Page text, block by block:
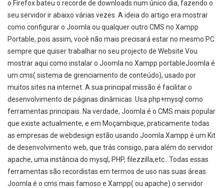
o Firefox bateu o recorde de downloads num único dia, fazendo o
seu servidor ir abaixo várias vezes. A ideia do artigo era mostrar
como configurar o Joomla ou qualquer outro CMS no Xampp
Portable, pois assim, você não mais precisará estar no mesmo PC
sempre que quiser trabalhar no seu projecto de Website.Vou
mostrar aqui como instalar o Joomla no Xampp portableJoomla é
um cms( sistema de grenciamento de conteúdo), usado por
muitos sites na internet. A sua principal missão é facilitar o
desenvolvimento de páginas dinâmicas. Usa php+mysql como
ferramentas principais. Na verdade, Joomla é o CMS mais popular
que existe actualmente, e em Moçambique, praticamente todas
as empresas de webdesign estão usando Joomla.Xampp é um Kit
de desenvolvimento web, que trás consigo, para além do servidor
apache, uma instância do mysql, PHP, filezzilla,etc…Todas essas
ferramentas são recordistas em termos de uso nas suas áreas:
Joomla é o cms mais famoso e Xampp( ou apache) o servidor